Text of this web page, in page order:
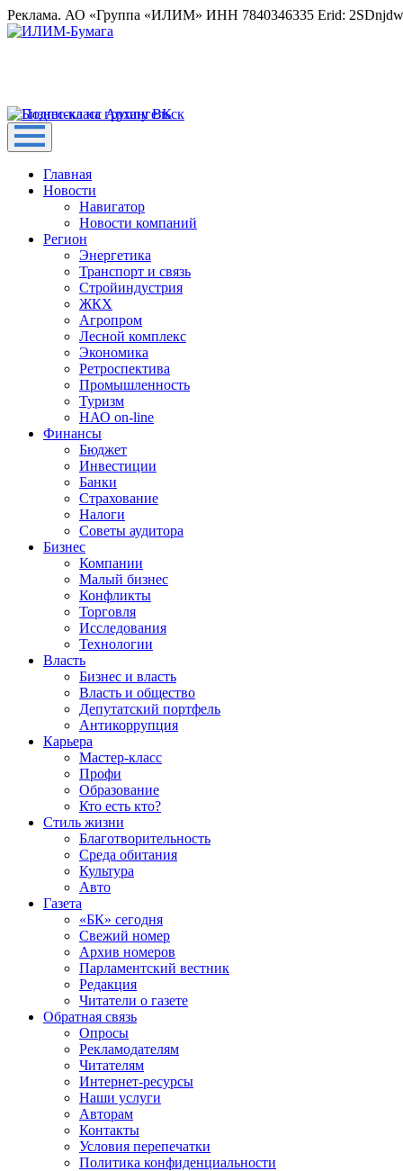
Реклама. АО «Группа «ИЛИМ» ИНН 7840346335 Erid:
Главная
Новости
Навигатор
Новости компаний
Регион
Энергетика
Транспорт и связь
Стройиндустрия
ЖКХ
Агропром
Лесной комплекс
Экономика
Ретроспектива
Промышленность
Туризм
НАО on-line
Финансы
Бюджет
Инвестиции
Банки
Страхование
Налоги
Советы аудитора
Бизнес
Компании
Малый бизнес
Конфликты
Торговля
Исследования
Технологии
Власть
Бизнес и власть
Власть и общество
Депутатский портфель
Антикоррупция
Карьера
Мастер-класс
Профи
Образование
Кто есть кто?
Стиль жизни
Благотворительность
Среда обитания
Культура
Авто
Газета
«БК» сегодня
Свежий номер
Архив номеров
Парламентский вестник
Редакция
Читатели о газете
Обратная связь
Опросы
Рекламодателям
Читателям
Интернет-ресурсы
Наши услуги
Авторам
Контакты
Условия перепечатки
Политика конфиденциальности